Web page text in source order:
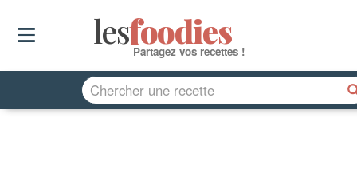
lesfoodies
Partagez vos recettes !